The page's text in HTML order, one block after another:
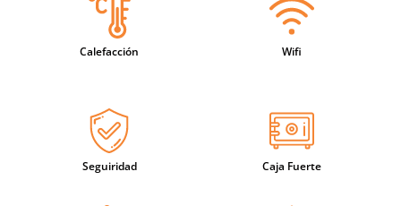
Calefacción Wifi
Seguiridad Caja Fuerte